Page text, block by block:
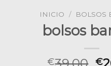
INICIO / BOLSOS
bolsos
€ €